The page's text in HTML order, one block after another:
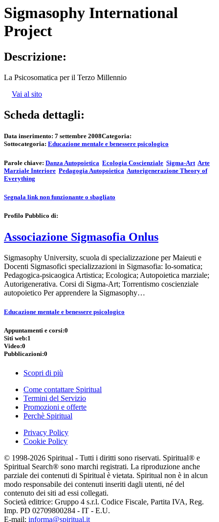
Sigmasophy International
Project
Descrizione:
La Psicosomatica per il Terzo Millennio
Vai al sito
Scheda dettagli:
Data inserimento: 7 settembre 2008Categoria:
Sottocategoria: Educazione mentale e benessere psicologico
Parole chiave: Danza Autopoietica Ecologia Coscienziale Sigma-Art Arte
Marziale Interiore Pedagogia Autopoietica Autorigenerazione Theory of
Everything
Segnala link non funzionante o sbagliato
Profilo Pubblico di:
Associazione Sigmasofia Onlus
Sigmasophy University, scuola di specializzazione per Maieuti e
Docenti Sigmasofici specializzazioni in Sigmasofia: Io-somatica;
Pedagogica-psicaogica Artistica; Ecologica; Autopoietica marziale;
Autorigenerativa. Corsi di Sigma-Art; Torrentismo coscienziale
autopoietico Per apprendere la Sigmasophy…
Educazione mentale e benessere psicologico
Appuntamenti e corsi:0
Siti web:1
Video:0
Pubblicazioni:0
Scopri di più
Come contattare Spiritual
Termini del Servizio
Promozioni e offerte
Perchè Spiritual
Privacy Policy
Cookie Policy
© 1998-2026 Spiritual - Tutti i diritti sono riservati. Spiritual® e
Spiritual Search® sono marchi registrati. La riproduzione anche
parziale dei contenuti di Spiritual è vietata. Spiritual non è in alcun
modo responsabile dei contenuti inseriti dagli utenti, né del
contenuto dei siti ad essi collegati.
Società editrice: Gruppo 4 s.r.l. Codice Fiscale, Partita IVA, Reg.
Imp. PD 02709800284 - IT - E.U.
E-mail: informa@spiritual.it